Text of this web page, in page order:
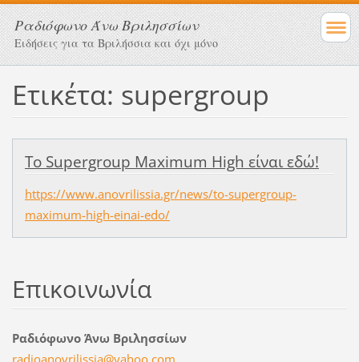
Ραδιόφωνο Άνω Βριλησσίων
Ειδήσεις για τα Βριλήσσια και όχι μόνο
Ετικέτα: supergroup
Το Supergroup Maximum High είναι εδώ!
https://www.anovrilissia.gr/news/to-supergroup-
maximum-high-einai-edo/
Επικοινωνία
Ραδιόφωνο Άνω Βριλησσίων
radioanovrilissia@yahoo.com